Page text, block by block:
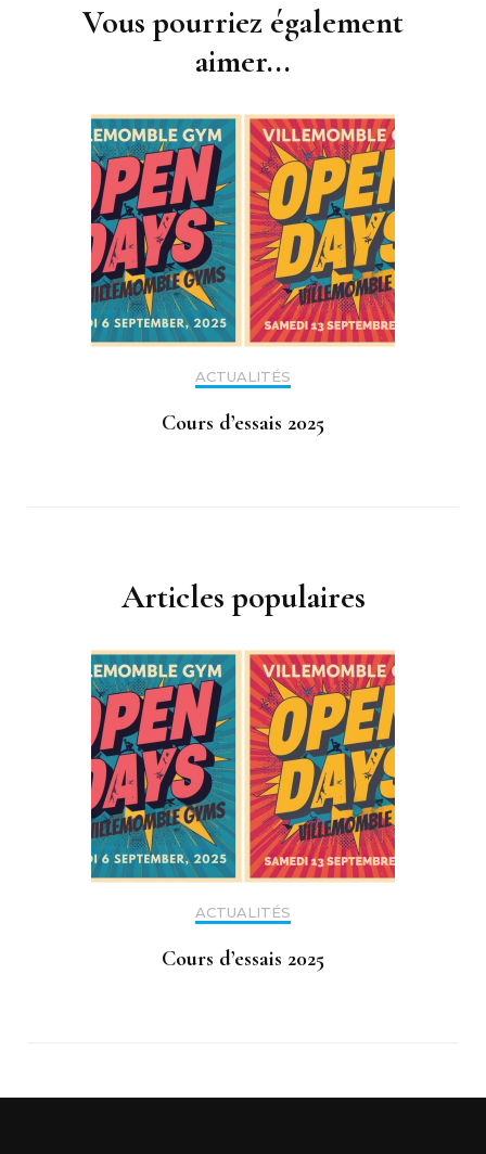
Vous pourriez également
aimer...
ACTUALITÉS
Cours d’essais 2025
Articles populaires
ACTUALITÉS
Cours d’essais 2025